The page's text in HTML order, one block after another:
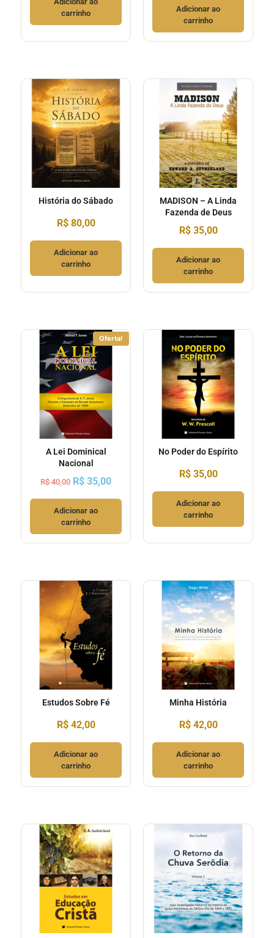
carrinho
Adicionar ao
carrinho
História do Sábado
R$80,00
Adicionar ao
carrinho
MADISON – A Linda
Fazenda de Deus
R$35,00
Adicionar ao
carrinho
Oferta!
A Lei Dominical
Nacional
R$40,00 R$ 35,00
Adicionar ao
carrinho
No Poder do Espírito
R$35,00
Adicionar ao
carrinho
Estudos Sobre Fé
R$42,00
Adicionar ao
carrinho
Minha História
R$42,00
Adicionar ao
carrinho